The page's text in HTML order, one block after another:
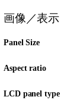
画像／表示
Panel Size
Aspect ratio
LCD panel type